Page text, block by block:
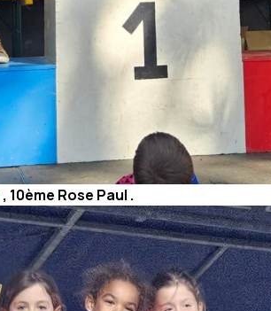
, 10ème Rose Paul .